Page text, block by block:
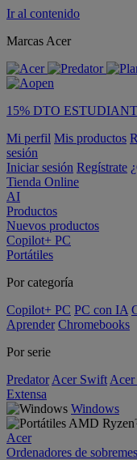
Ir al contenido
Marcas Acer
15% DTO
Mi perfil Mis productos
sesión
Iniciar sesión Regístrate
Tienda Online
AI
Productos
Nuevos productos
Copilot+ PC
Portátiles
Por categoría
Copilot+ PC PC con IA
Aprender Chromebooks
Por serie
Predator Acer Swift Acer
Extensa
Windows
Acer
Ordenadores de